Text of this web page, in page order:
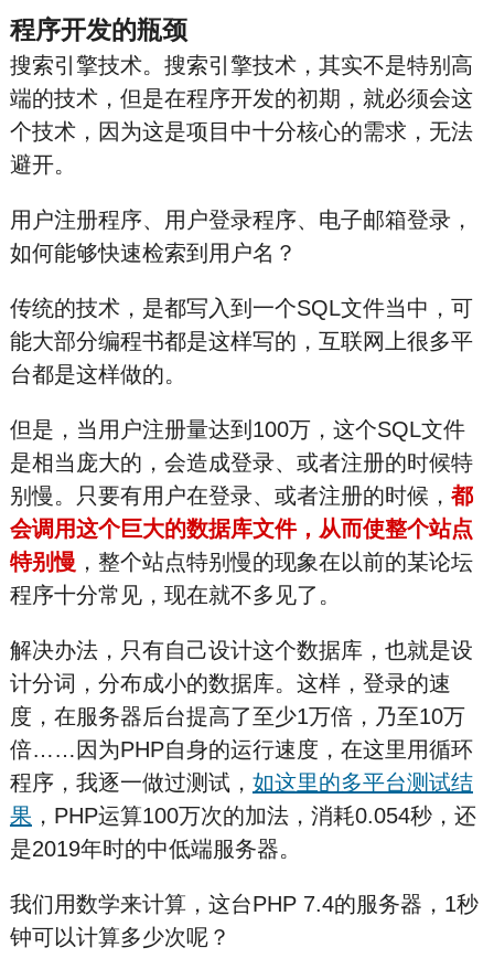
程序开发的瓶颈
搜索引擎技术。搜索引擎技术，其实不是特别高
端的技术，但是在程序开发的初期，就必须会这
个技术，因为这是项目中十分核心的需求，无法
避开。
用户注册程序、用户登录程序、电子邮箱登录，
如何能够快速检索到用户名？
传统的技术，是都写入到一个SQL文件当中，可
能大部分编程书都是这样写的，互联网上很多平
台都是这样做的。
但是，当用户注册量达到100万，这个SQL文件
是相当庞大的，会造成登录、或者注册的时候特
别慢。只要有用户在登录、或者注册的时候， 都
会调用这个巨大的数据库文件，从而使整个站点
特别慢 ，整个站点特别慢的现象在以前的某论坛
程序十分常见，现在就不多见了。
解决办法，只有自己设计这个数据库，也就是设
计分词，分布成小的数据库。这样，登录的速
度，在服务器后台提高了至少1万倍，乃至10万
倍……因为PHP自身的运行速度，在这里用循环
程序，我逐一做过测试， 如这里的多平台测试结
果 ，PHP运算100万次的加法，消耗0.054秒，还
是2019年时的中低端服务器。
我们用数学来计算，这台PHP 7.4的服务器，1秒
钟可以计算多少次呢？